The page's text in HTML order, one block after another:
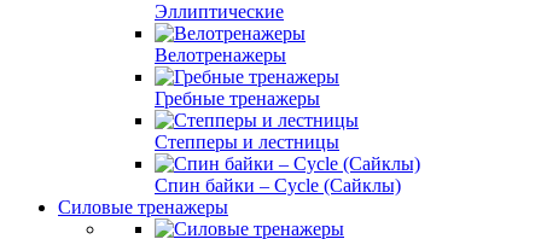
Эллиптические
Велотренажеры
Гребные тренажеры
Степперы и лестницы
Спин байки – Cycle (Сайклы)
Силовые тренажеры